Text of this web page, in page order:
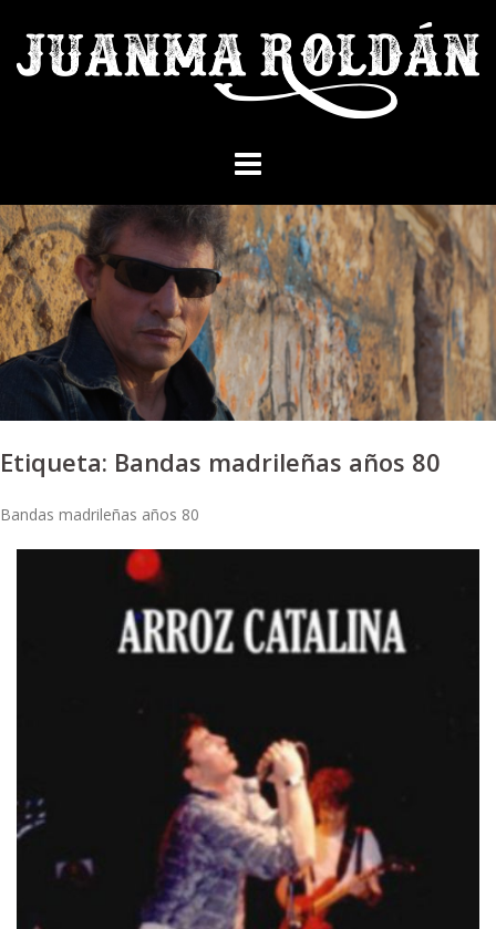
content
Etiqueta: Bandas madrileñas años 80
Bandas madrileñas años 80